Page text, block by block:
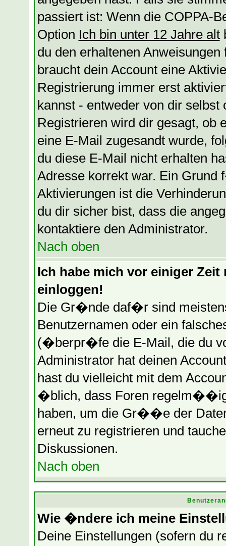
passiert ist: Wenn die COPPA-
Option Ich bin unter 12 Jahre alt
du den erhaltenen
braucht dein Account eine
Registrierung immer erst
kannst - entweder von dir
Registrieren wird dir gesagt,
eine E-Mail zugesandt wurde,
du diese E-Mail nicht erhalten
Adresse korrekt war. Ein
Aktivierungen ist die
du dir sicher bist, dass die
kontaktiere den Administrator.
Nach oben
Ich habe mich vor einiger
einloggen!
Die Gr�nde daf�r sind
Benutzernamen oder ein
(�berpr�fe die E-Mail, die du
Administrator hat deinen
hast du vielleicht mit dem
�blich, dass Foren
haben, um die Gr��e der
erneut zu registrieren und
Diskussionen.
Nach oben
Wie �ndere ich meine
Deine Einstellungen (sofern du